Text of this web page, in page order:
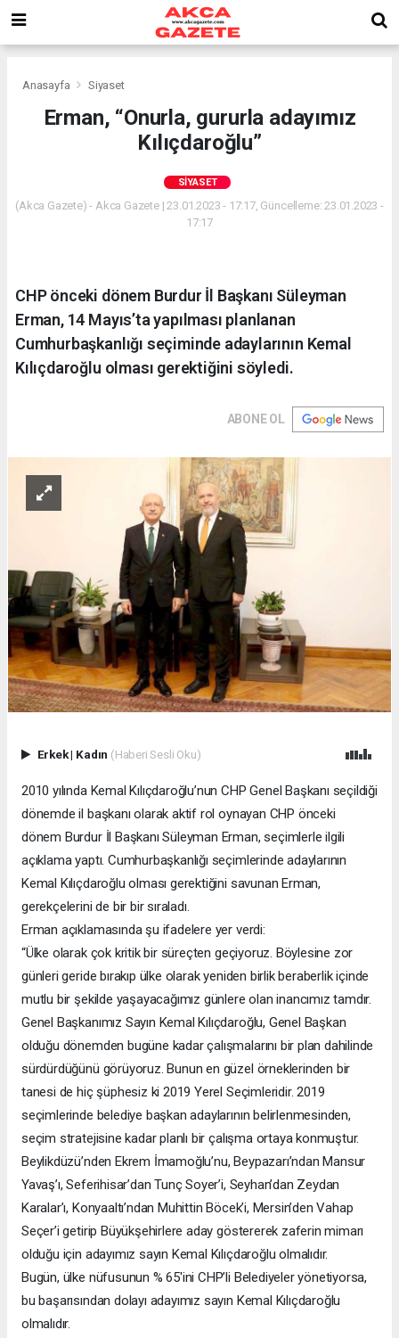
Anasayfa Siyaset
Erman, “Onurla, gururla adayımız
Kılıçdaroğlu”
SIYASET
(Akca Gazete) - Akca Gazete | 23.01.2023 - 17:17, Güncelleme: 23.01.2023 -
17:17
CHP önceki dönem Burdur İl Başkanı Süleyman
Erman, 14 Mayıs’ta yapılması planlanan
Cumhurbaşkanlığı seçiminde adaylarının Kemal
Kılıçdaroğlu olması gerektiğini söyledi.
ABONE OL
Erkek| Kadın (Haberi Sesli Oku)
2010 yılında Kemal Kılıçdaroğlu’nun CHP Genel Başkanı seçildiği
dönemde il başkanı olarak aktif rol oynayan CHP önceki
dönem Burdur İl Başkanı Süleyman Erman, seçimlerle ilgili
açıklama yaptı. Cumhurbaşkanlığı seçimlerinde adaylarının
Kemal Kılıçdaroğlu olması gerektiğini savunan Erman,
gerekçelerini de bir bir sıraladı.
Erman açıklamasında şu ifadelere yer verdi:
“Ülke olarak çok kritik bir süreçten geçiyoruz. Böylesine zor
günleri geride bırakıp ülke olarak yeniden birlik beraberlik içinde
mutlu bir şekilde yaşayacağımız günlere olan inancımız tamdır.
Genel Başkanımız Sayın Kemal Kılıçdaroğlu, Genel Başkan
olduğu dönemden bugüne kadar çalışmalarını bir plan dahilinde
sürdürdüğünü görüyoruz. Bunun en güzel örneklerinden bir
tanesi de hiç şüphesiz ki 2019 Yerel Seçimleridir. 2019
seçimlerinde belediye başkan adaylarının belirlenmesinden,
seçim stratejisine kadar planlı bir çalışma ortaya konmuştur.
Beylikdüzü’nden Ekrem İmamoğlu’nu, Beypazarı’ndan Mansur
Yavaş’ı, Seferihisar’dan Tunç Soyer’i, Seyhan’dan Zeydan
Karalar’ı, Konyaaltı’ndan Muhittin Böcek’i, Mersin’den Vahap
Seçer’i getirip Büyükşehirlere aday göstererek zaferin mimarı
olduğu için adayımız sayın Kemal Kılıçdaroğlu olmalıdır.
Bugün, ülke nüfusunun % 65'ini CHP’li Belediyeler yönetiyorsa,
bu başarısından dolayı adayımız sayın Kemal Kılıçdaroğlu
olmalıdır.